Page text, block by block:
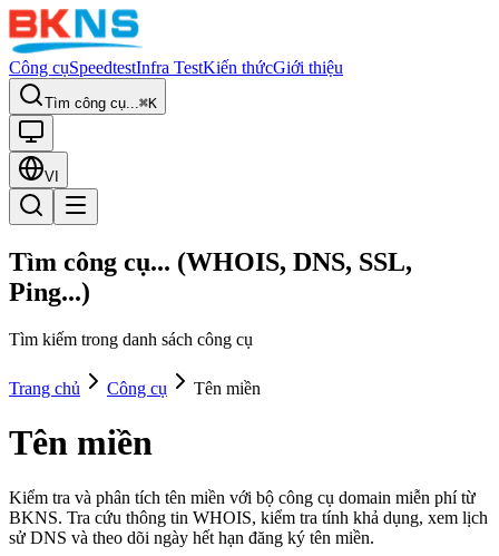
Công cụSpeedtestInfra TestKiến thứcGiới thiệu
Tìm công cụ...⌘K
VI
Tìm công cụ... (WHOIS, DNS, SSL,
Ping...)
Tìm kiếm trong danh sách công cụ
Trang chủ Công cụ Tên miền
Tên miền
Kiểm tra và phân tích tên miền với bộ công cụ domain miễn phí từ
BKNS. Tra cứu thông tin WHOIS, kiểm tra tính khả dụng, xem lịch
sử DNS và theo dõi ngày hết hạn đăng ký tên miền.